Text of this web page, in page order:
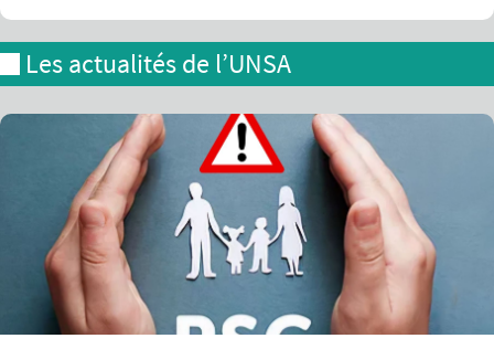
Les actualités de l’UNSA